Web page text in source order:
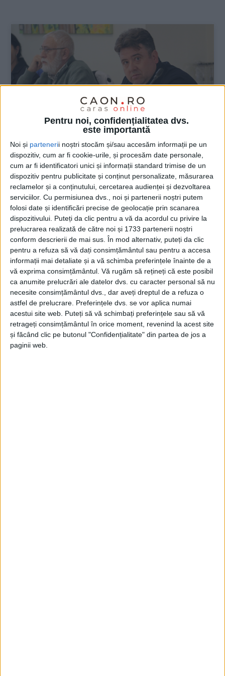
Pentru noi, confidențialitatea dvs.
este importantă
Noi și partenerii noștri stocăm și/sau accesăm informații pe un
dispozitiv, cum ar fi cookie-urile, și procesăm date personale,
cum ar fi identificatori unici și informații standard trimise de un
dispozitiv pentru publicitate și conținut personalizate, măsurarea
reclamelor și a conținutului, cercetarea audienței și dezvoltarea
serviciilor. Cu permisiunea dvs., noi și partenerii noștri putem
folosi date și identificări precise de geolocație prin scanarea
dispozitivului. Puteți da clic pentru a vă da acordul cu privire la
prelucrarea realizată de către noi și 1733 partenerii noștri
conform descrierii de mai sus. În mod alternativ, puteți da clic
pentru a refuza să vă dați consimțământul sau pentru a accesa
informații mai detaliate și a vă schimba preferințele înainte de a
vă exprima consimțământul. Vă rugăm să rețineți că este posibil
ca anumite prelucrări ale datelor dvs. cu caracter personal să nu
necesite consimțământul dvs., dar aveți dreptul de a refuza o
astfel de prelucrare. Preferințele dvs. se vor aplica numai
acestui site web. Puteți să vă schimbați preferințele sau să vă
retrageți consimțământul în orice moment, revenind la acest site
și făcând clic pe butonul "Confidențialitate" din partea de jos a
paginii web.
ŞTIRILE JUDEŢULUI CARAŞ-SEVERIN
Strategii de comunicare (ne)modificate
20 FEBRUARIE 2025, 01:07 PM 2 MINUTE DE CITIRE
REȘIȚA – Dacă, la Reșița, adresele de email ale consilierilor
locali vor rămâne pe mai departe confidențiale, grupul PSD are,
de marți, un nou comunicator!
Arhive
A